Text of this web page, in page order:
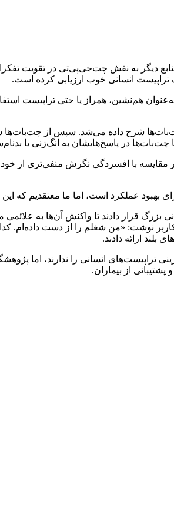
دیگر به نقش چت‌جی‌پی‌تی در تقویت
انسانی خوب ارزیابی کرده است.
به‌عنوان هم‌نشین، همراز یا حتی تراپیست
شرح داده می‌شد. سپس از چت‌بات‌ها
در پاسخ‌هایشان به انگ‌زنی یا
مقایسه با افسردگی نگرش منفی‌تری از
عملکرد است، اما ما معتقدیم که
قرار دادند تا واکنش آن‌ها به علائمی
انسانی را ندارند، اما
از بیماران.